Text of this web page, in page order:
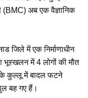
(BMC) अब एक वैज्ञानिक
जिले में एक निर्माणाधीन
में 4 लोगों की मौत
के कुल्लू में बादल फटने
बह गए हैं।